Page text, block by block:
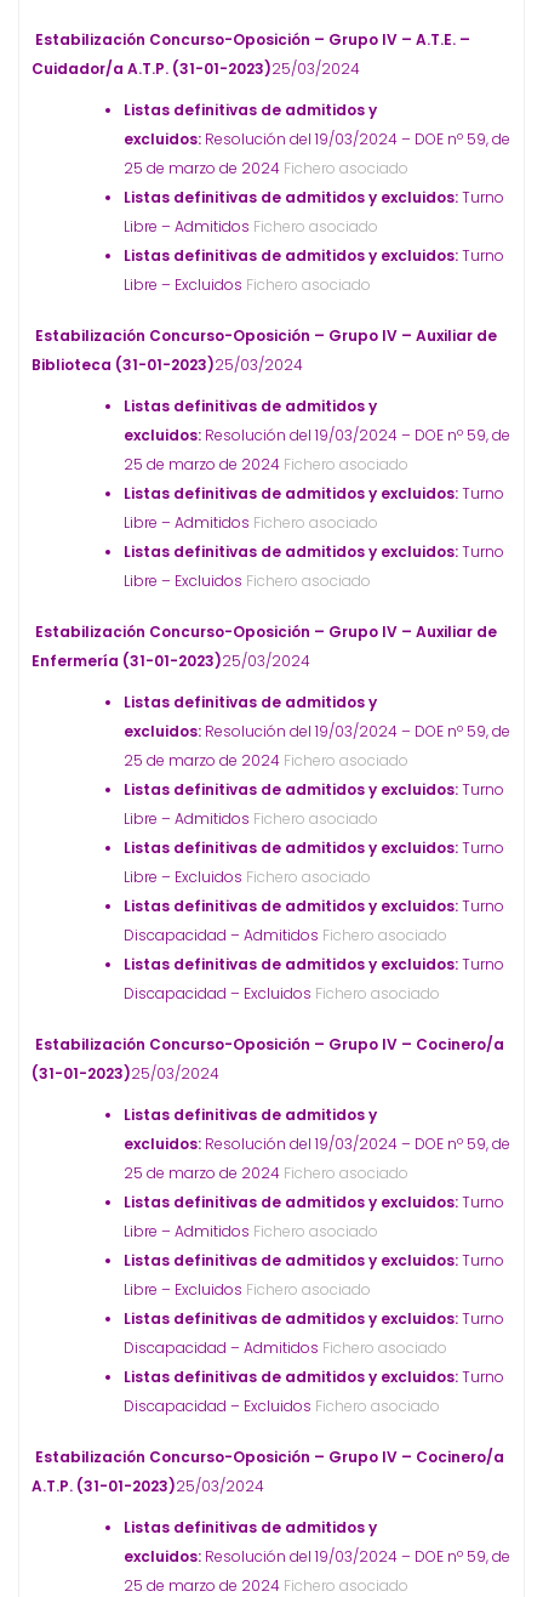
Estabilización Concurso-Oposición – Grupo IV – A.T.E. –
Cuidador/a A.T.P. (31-01-2023)25/03/2024
Listas definitivas de admitidos y
excluidos: Resolución del 19/03/2024 – DOE nº 59, de
25 de marzo de 2024 Fichero asociado
Listas definitivas de admitidos y excluidos:Turno
Libre – Admitidos Fichero asociado
Listas definitivas de admitidos y excluidos:Turno
Libre – Excluidos Fichero asociado
Estabilización Concurso-Oposición – Grupo IV – Auxiliar de
Biblioteca (31-01-2023)25/03/2024
Listas definitivas de admitidos y
excluidos: Resolución del 19/03/2024 – DOE nº 59, de
25 de marzo de 2024 Fichero asociado
Listas definitivas de admitidos y excluidos:Turno
Libre – Admitidos Fichero asociado
Listas definitivas de admitidos y excluidos:Turno
Libre – Excluidos Fichero asociado
Estabilización Concurso-Oposición – Grupo IV – Auxiliar de
Enfermería (31-01-2023)25/03/2024
Listas definitivas de admitidos y
excluidos: Resolución del 19/03/2024 – DOE nº 59, de
25 de marzo de 2024 Fichero asociado
Listas definitivas de admitidos y excluidos:Turno
Libre – Admitidos Fichero asociado
Listas definitivas de admitidos y excluidos:Turno
Libre – Excluidos Fichero asociado
Listas definitivas de admitidos y excluidos:Turno
Discapacidad – Admitidos Fichero asociado
Listas definitivas de admitidos y excluidos:Turno
Discapacidad – Excluidos Fichero asociado
Estabilización Concurso-Oposición – Grupo IV – Cocinero/a
(31-01-2023)25/03/2024
Listas definitivas de admitidos y
excluidos: Resolución del 19/03/2024 – DOE nº 59, de
25 de marzo de 2024 Fichero asociado
Listas definitivas de admitidos y excluidos:Turno
Libre – Admitidos Fichero asociado
Listas definitivas de admitidos y excluidos:Turno
Libre – Excluidos Fichero asociado
Listas definitivas de admitidos y excluidos:Turno
Discapacidad – Admitidos Fichero asociado
Listas definitivas de admitidos y excluidos:Turno
Discapacidad – Excluidos Fichero asociado
Estabilización Concurso-Oposición – Grupo IV – Cocinero/a
A.T.P. (31-01-2023)25/03/2024
Listas definitivas de admitidos y
excluidos: Resolución del 19/03/2024 – DOE nº 59, de
25 de marzo de 2024 Fichero asociado